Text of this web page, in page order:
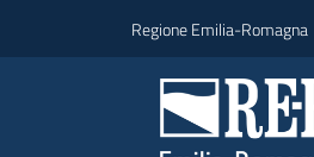
Regione Emilia-Romagna